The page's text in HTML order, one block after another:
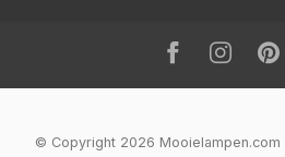
© Copyright 2026 Mooielampen.com